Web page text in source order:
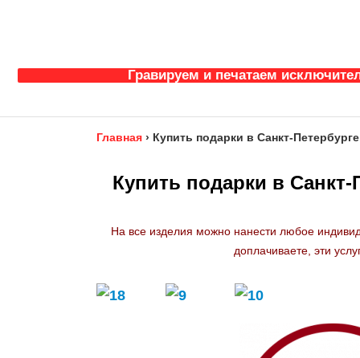
Гравируем и печатаем
Главная › Купить подарки в Санкт-Петербурге
Купить подарки в Санкт-
На все изделия можно нанести любое
доплачиваете, эти